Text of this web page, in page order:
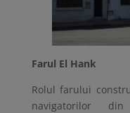
Farul El Hank
Rolul farului
navigatorilor